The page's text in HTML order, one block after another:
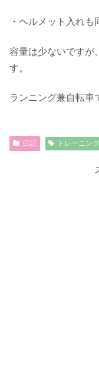
・ヘルメット入れも
容量は少ないですが
す。
ランニング兼自転車
日記 トレーニング